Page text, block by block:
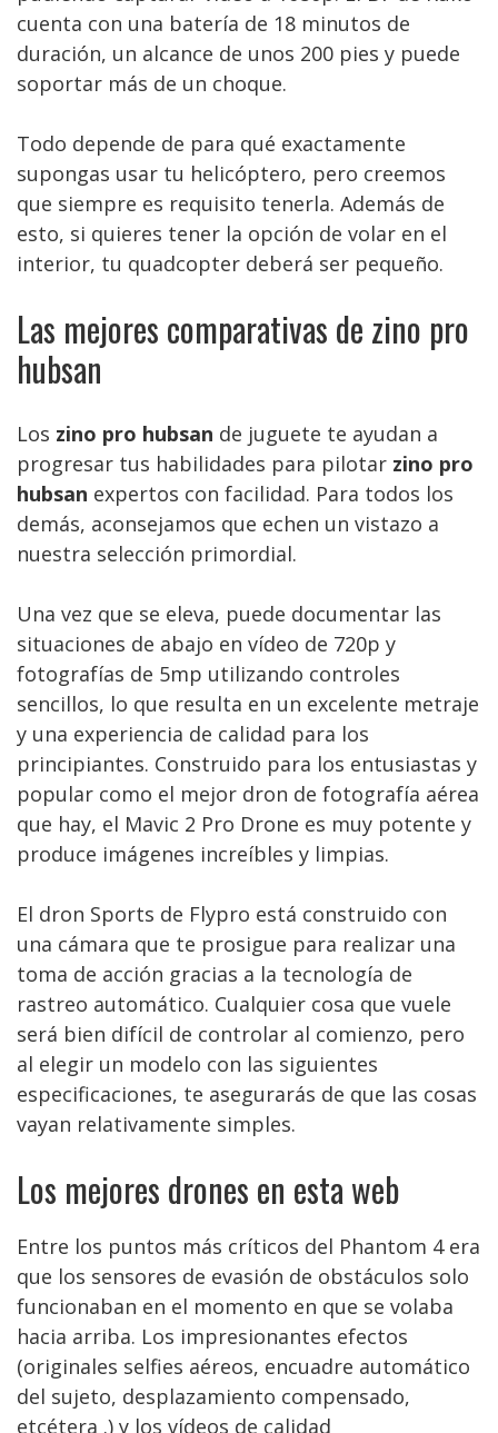
cuenta con una batería de 18 minutos de
duración, un alcance de unos 200 pies y puede
soportar más de un choque.
Todo depende de para qué exactamente
supongas usar tu helicóptero, pero creemos
que siempre es requisito tenerla. Además de
esto, si quieres tener la opción de volar en el
interior, tu quadcopter deberá ser pequeño.
Las mejores comparativas de zino pro
hubsan
Los zino pro hubsan de juguete te ayudan a
progresar tus habilidades para pilotar zino pro
hubsan expertos con facilidad. Para todos los
demás, aconsejamos que echen un vistazo a
nuestra selección primordial.
Una vez que se eleva, puede documentar las
situaciones de abajo en vídeo de 720p y
fotografías de 5mp utilizando controles
sencillos, lo que resulta en un excelente metraje
y una experiencia de calidad para los
principiantes. Construido para los entusiastas y
popular como el mejor dron de fotografía aérea
que hay, el Mavic 2 Pro Drone es muy potente y
produce imágenes increíbles y limpias.
El dron Sports de Flypro está construido con
una cámara que te prosigue para realizar una
toma de acción gracias a la tecnología de
rastreo automático. Cualquier cosa que vuele
será bien difícil de controlar al comienzo, pero
al elegir un modelo con las siguientes
especificaciones, te asegurarás de que las cosas
vayan relativamente simples.
Los mejores drones en esta web
Entre los puntos más críticos del Phantom 4 era
que los sensores de evasión de obstáculos solo
funcionaban en el momento en que se volaba
hacia arriba. Los impresionantes efectos
(originales selfies aéreos, encuadre automático
del sujeto, desplazamiento compensado,
etcétera .) y los vídeos de calidad